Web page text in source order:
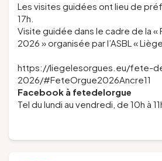
Les visites guidées ont lieu de
17h.
Visite guidée dans le cadre de la «
2026 » organisée par l’ASBL «
https://liegelesorgues.eu/fete-
2026/#FeteOrgue2026Ancre11
Facebook à fetedelorgue
Tel du lundi au vendredi, de 10h à